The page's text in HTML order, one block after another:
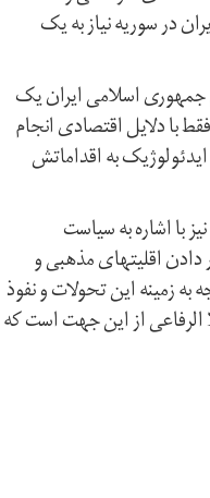
در سوریه نیاز به یک
جمهوری اسلامی ایران یک
با دلایل اقتصادی انجام
به اقداماتش
با اشاره به سیاست
اقلیتهای مذهبی و
زمینه این تحولات و نفوذ
الرفاعی از این جهت است که